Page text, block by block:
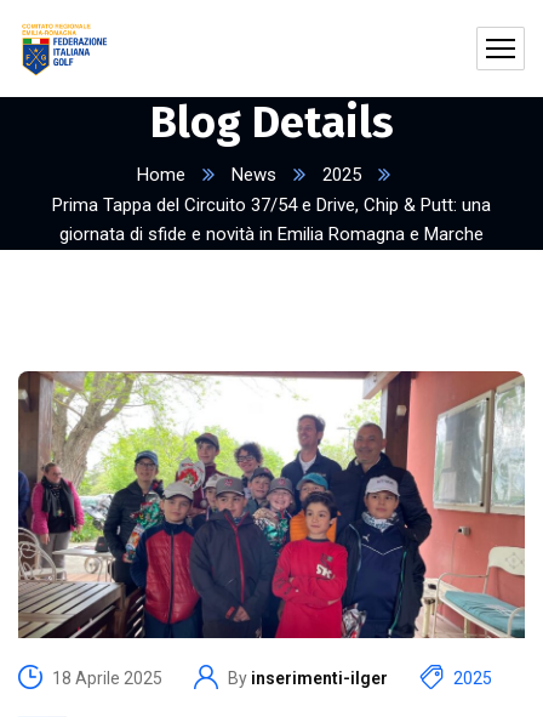
Blog Details
Home News
2025
Prima Tappa del Circuito 37/54 e Drive, Chip & Putt: una
giornata di sfide e novità in Emilia Romagna e Marche
18 Aprile 2025 By inserimenti-ilger 2025